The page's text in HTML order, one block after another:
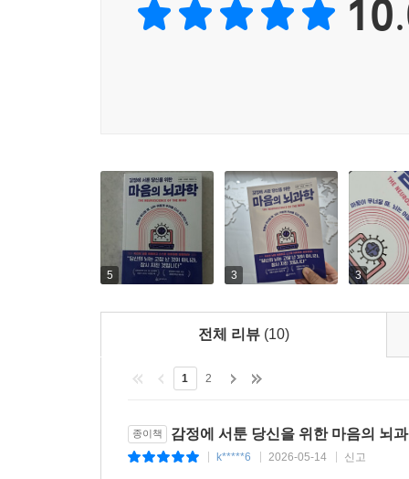
신경(엑셀)이 24시간 풀가동합니다. 이러니 뇌와
할 때 뇌에서는 옥시토신을 분비합니다. 이 호르
체가 “위험해!”라고 비명을 지를 때, 옥시토신이
로 작용합니다. 우리가 힘들 때 누군가의 손을 잡
--- p.85
다. 보고서 작성에 집중하려면, 옆 사람의 잡담 소
과정이 반복되면 인지 자원이 빠르게 고갈됩니다.
“웃을 일이 있어야 웃지, 맨날 힘든데 어떻게 웃어
우리는 인류 역사상 가장 스마트한 시대를 살고
끊임없이 방전되고 있습니다. 이 책은 마음의 붕
- 정대겸 (계명대학교 심리학과 교수)
『마음의 뇌과학』은 상담 현장에 바로 적용할
구조를 통해 정서 문제를 과학적으로 설명하며,
기반을 둔 회복 가능성의 메시지는 위기 학생
경험을 바탕으로, 뇌과학과 상담을 연결하고자 하
- 선미란 (순천대학교 사범대학 교직과 교수)
분석합니다. 막연한 위로를 넘어 편도체 조절과
책에는 뇌 구조가 실제 상담 현장에서 어떻게
보여줍니다. 개인의 뇌에서 사회적 뇌에 이르기
5 3 3
전체 리뷰 (10)
1 2
종이책 감정에 서툰 당신을 위한 마음의 뇌
k*****6 2026-05-14 신고